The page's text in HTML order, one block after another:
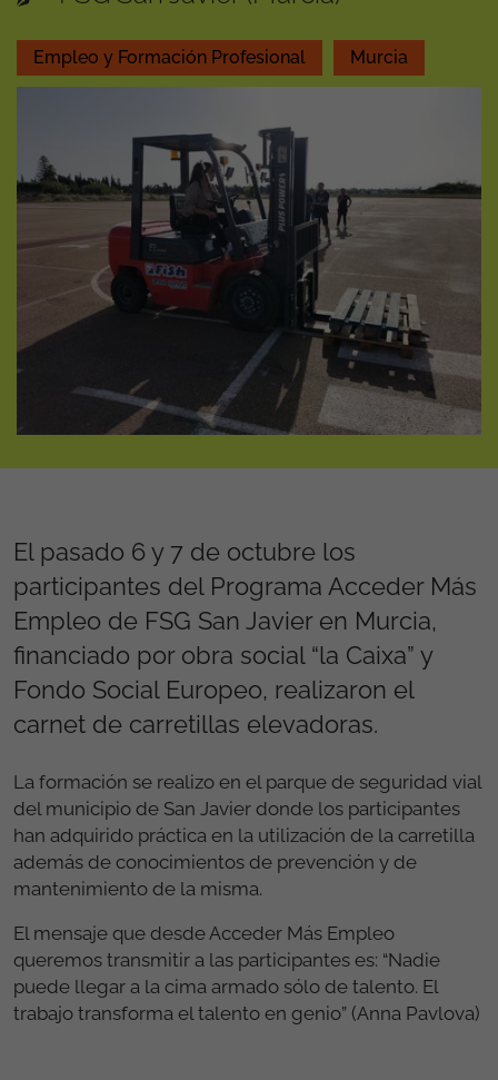
Empleo y Formación Profesional Murcia
El pasado 6 y 7 de octubre los
participantes del Programa Acceder Más
Empleo de FSG San Javier en Murcia,
financiado por obra social “la Caixa” y
Fondo Social Europeo, realizaron el
carnet de carretillas elevadoras.
La formación se realizo en el parque de seguridad vial
del municipio de San Javier donde los participantes
han adquirido práctica en la utilización de la carretilla
además de conocimientos de prevención y de
mantenimiento de la misma.
El mensaje que desde Acceder Más Empleo
queremos transmitir a las participantes es: “Nadie
puede llegar a la cima armado sólo de talento. El
trabajo transforma el talento en genio” (Anna Pavlova)